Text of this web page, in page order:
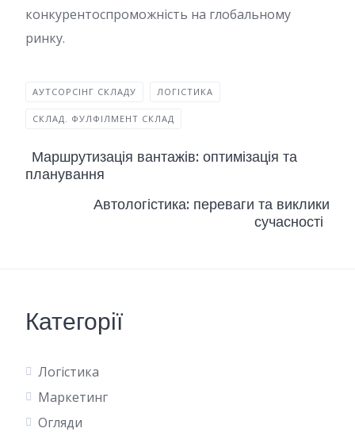
конкурентоспроможність на глобальному
ринку.
АУТСОРСІНГ СКЛАДУ ЛОГІСТИКА
СКЛАД. ФУЛФІЛМЕНТ СКЛАД
Маршрутизація вантажів: оптимізація та
планування
Автологістика: переваги та виклики
сучасності
Категорії
Логістика
Маркетинг
Огляди